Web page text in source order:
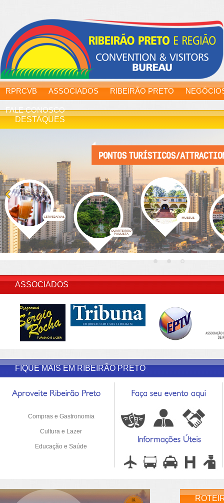
RPRCVB ASSOCIADOS RIBEIRÃO PRETO
FALE CONOSCO
DESTAQUES
ASSOCIADOS
FIQUE MAIS EM RIBEIRÃO PRETO
Compras e Gastronomia
Cultura e Lazer
Educação e Saúde